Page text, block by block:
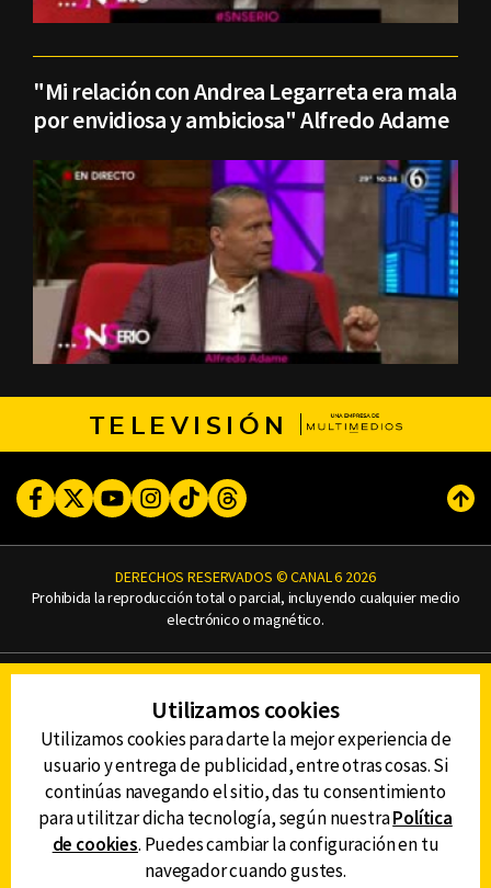
"Mi relación con Andrea Legarreta era mala
por envidiosa y ambiciosa" Alfredo Adame
TELEVISIÓN
FacebookTwitterYoutubeInstagram
TikTokThreads
DERECHOS RESERVADOS © CANAL 6 2026
Prohibida la reproducción total o parcial, incluyendo cualquier medio
electrónico o magnético.
AVISO DE PRIVACIDAD
AVISO LEGAL
DEFENSORÍA DE LAS AUDIENCIAS
DESCARGA LA APP DE CANAL 6
Utilizamos cookies
Utilizamos cookies para darte la mejor experiencia de
usuario y entrega de publicidad, entre otras cosas. Si
continúas navegando el sitio, das tu consentimiento
para utilitzar dicha tecnología, según nuestraPolítica
de cookies. Puedes cambiar la configuración en tu
navegador cuando gustes.